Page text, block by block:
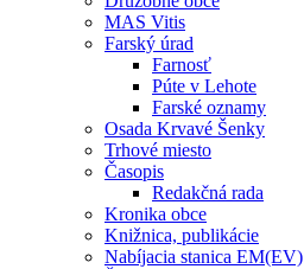
MAS Vitis
Farský úrad
Farnosť
Púte v Lehote
Farské oznamy
Osada Krvavé Šenky
Trhové miesto
Časopis
Redakčná rada
Kronika obce
Knižnica, publikácie
Nabíjacia stanica EM(EV)